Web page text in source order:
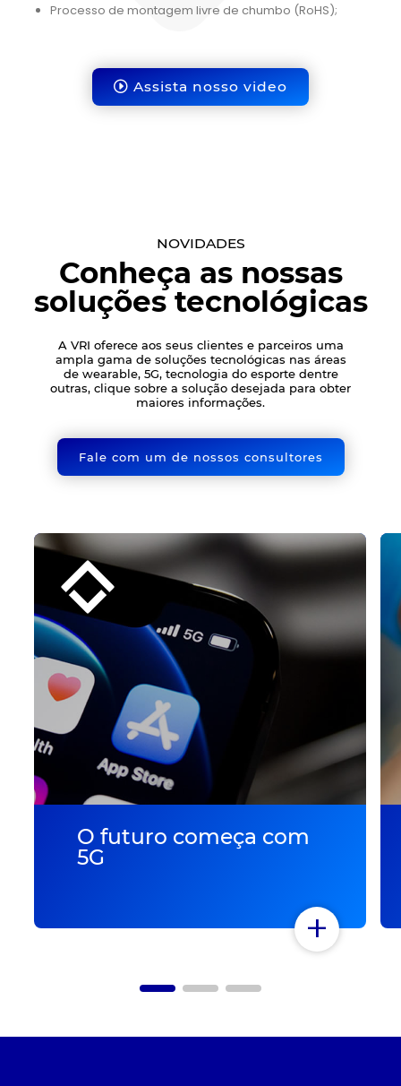
Processo de montagem livre de chumbo (RoHS);
Assista nosso video
NOVIDADES
Conheça as nossas
soluções tecnológicas
A VRI oferece aos seus clientes e parceiros uma
ampla gama de soluções tecnológicas nas áreas
de wearable, 5G, tecnologia do esporte dentre
outras, clique sobre a solução desejada para obter
maiores informações.
Fale com um de nossos consultores
O futuro começa com
5G
+